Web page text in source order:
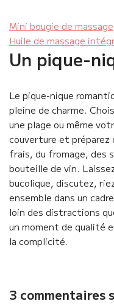
Mini bougie de massage
Huile de massage
Un pique-
Le pique-nique
pleine de charme.
une plage ou même
couverture et
frais, du fromage, des
bouteille de vin.
bucolique, discutez,
ensemble dans un
loin des distractions
un moment de qualité
la complicité.
3 commentaires